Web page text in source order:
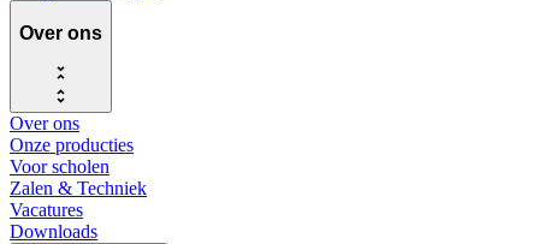
Over ons
Over ons
Onze producties
Voor scholen
Zalen & Techniek
Vacatures
Downloads